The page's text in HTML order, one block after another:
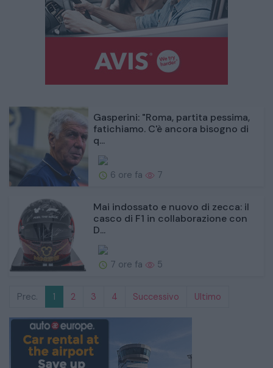
Gasperini: "Roma, partita pessima,
fatichiamo. C'è ancora bisogno di
q...
6 ore fa 7
Mai indossato e nuovo di zecca: il
casco di F1 in collaborazione con
D...
7 ore fa 5
Prec. 1 2 3 4 Successivo Ultimo